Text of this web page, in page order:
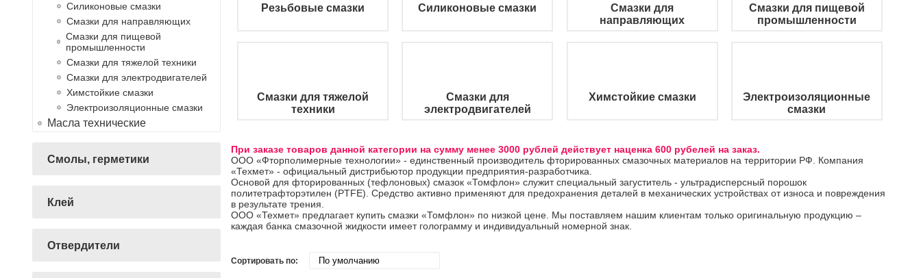
Силиконовые смазки
Смазки для направляющих
Смазки для пищевой
промышленности
Смазки для тяжелой техники
Смазки для электродвигателей
Химстойкие смазки
Электроизоляционные смазки
Масла технические
Смолы, герметики
Клей
Отвердители
Резьбовые смазки Силиконовые смазки
Смазки для
направляющих
Смазки для пищевой
промышленности
Смазки для тяжелой
техники
Смазки для
электродвигателей
Химстойкие смазки
Электроизоляционные
смазки
При заказе товаров данной категории на сумму менее 3000 рублей действует наценка 600 рубелей на заказ.
ООО «Фторполимерные технологии» - единственный производитель фторированных смазочных материалов на территории РФ. Компания
«Техмет» - официальный дистрибьютор продукции предприятия-разработчика.
Основой для фторированных (тефлоновых) смазок «Томфлон» служит специальный загуститель - ультрадисперсный порошок
политетрафторэтилен (PTFE). Средство активно применяют для предохранения деталей в механических устройствах от износа и повреждения
в результате трения.
ООО «Техмет» предлагает купить смазки «Томфлон» по низкой цене. Мы поставляем нашим клиентам только оригинальную продукцию –
каждая банка смазочной жидкости имеет голограмму и индивидуальный номерной знак.
Сортировать по: